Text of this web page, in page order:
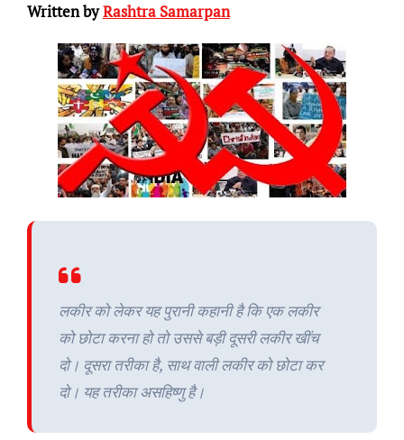
Written byRashtra Samarpan
लकीर को लेकर यह पुरानी कहानी है कि एक लकीर
को छोटा करना हो तो उससे बड़ी दूसरी लकीर खींच
दो। दूसरा तरीका है, साथ वाली लकीर को छोटा कर
दो। यह तरीका असहिष्णु है।